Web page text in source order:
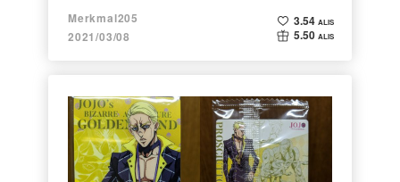
Merkmal205
2021/03/08
3.54 ALIS
5.50 ALIS